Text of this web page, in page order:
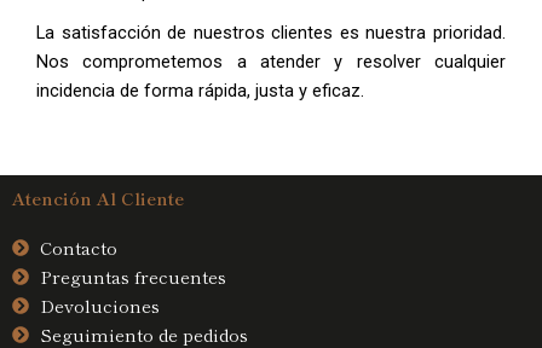
La satisfacción de nuestros clientes es nuestra prioridad.
Nos comprometemos a atender y resolver cualquier
incidencia de forma rápida, justa y eficaz.
Atención Al Cliente
Contacto
Preguntas frecuentes
Devoluciones
Seguimiento de pedidos